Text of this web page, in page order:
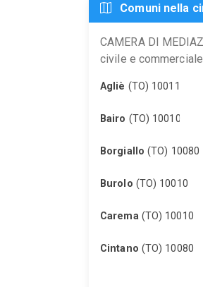
Comuni nella
CAMERA DI
civile e
Agliè (TO) 10011
Bairo (TO) 10010
Borgiallo (TO) 10080
Burolo (TO) 10010
Carema(TO) 10010
Cintano (TO) 10080